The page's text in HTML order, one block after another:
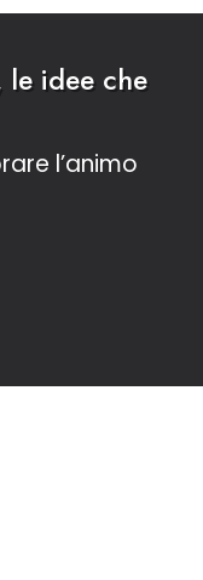
le idee che
l’animo